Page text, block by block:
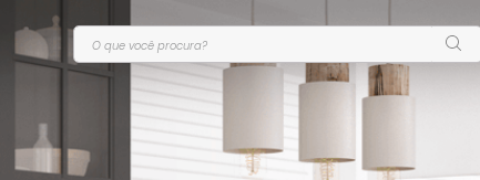
O que você procura?